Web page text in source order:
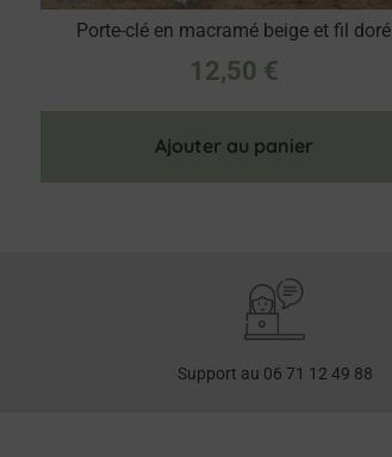
Porte-clé en macramé beige et fil doré
12,50 €
Ajouter au panier
Support au 06 71 12 49 88